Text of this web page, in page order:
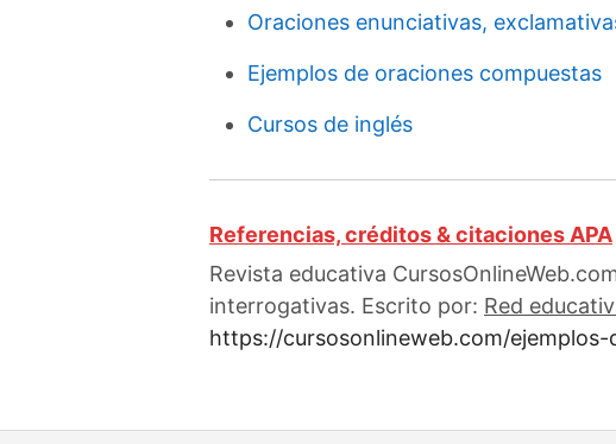
Oraciones enunciativas,
Ejemplos de oraciones compuestas
Cursos de inglés
Referencias, créditos & citaciones APA
Revista educativa
interrogativas. Escrito por: Red
https://cursosonlineweb.com/